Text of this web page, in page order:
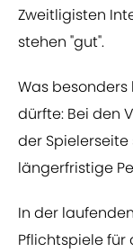
Zweitligisten
stehen "gut".
Was
dürfte: Bei den
der
längerfristige
In der
Pflichtspiele